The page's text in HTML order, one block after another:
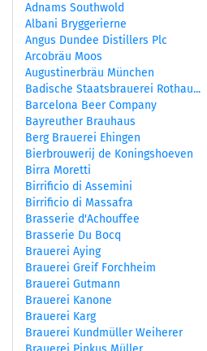
Adnams Southwold
Albani Bryggerierne
Angus Dundee Distillers Plc
Arcobräu Moos
Augustinerbräu München
Badische Staatsbrauerei Rothau...
Barcelona Beer Company
Bayreuther Brauhaus
Berg Brauerei Ehingen
Bierbrouwerij de Koningshoeven
Birra Moretti
Birrificio di Assemini
Birrificio di Massafra
Brasserie d'Achouffee
Brasserie Du Bocq
Brauerei Aying
Brauerei Greif Forchheim
Brauerei Gutmann
Brauerei Kanone
Brauerei Karg
Brauerei Kundmüller Weiherer